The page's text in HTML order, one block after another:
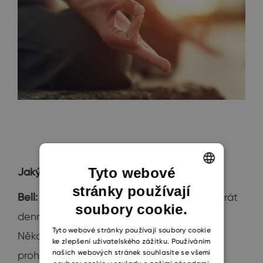
Jaký je váš typický den?
Bell: Obvykle mám soud jednou nebo dvakrát
denně a musím odpovídat na telefonáty.
Někdy přijdou i mimořádné situace –
prohledávání soudního příkazu, nebo mě
ENGLISH
CZECH
SLOVAK
Tyto webové
stránky používají
soubory cookie.
Tyto webové stránky používají soubory cookie
ke zlepšení uživatelského zážitku. Používáním
našich webových stránek souhlasíte se všemi